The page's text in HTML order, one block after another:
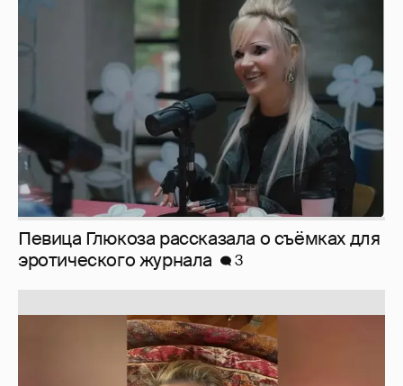
Певица Глюкоза рассказала о съёмках для
эротического журнала
3
Юлия Высоцкая выложила селфи без